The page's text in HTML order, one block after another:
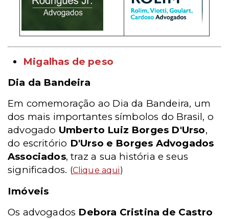
Migalhas de peso
Dia da Bandeira
Em comemoração ao Dia da Bandeira, um
dos mais importantes símbolos do Brasil, o
advogado Umberto Luiz Borges D'Urso,
do escritório D'Urso e Borges Advogados
Associados, traz a sua história e seus
significados. (Clique aqui)
Imóveis
Os advogados Debora Cristina de Castro